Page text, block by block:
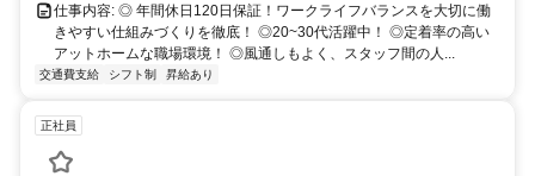
仕事内容: ◎ 年間休日120日保証！ワークライフバランスを大切に働
きやすい仕組みづくりを徹底！ ◎20~30代活躍中！ ◎定着率の高い
アットホームな職場環境！ ◎風通しもよく、スタッフ間の人...
交通費支給 シフト制 昇給あり
正社員